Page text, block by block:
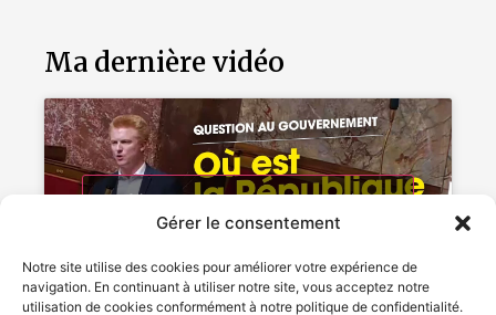
Gérer le consentement
Notre site utilise des cookies pour améliorer votre expérience de
navigation. En continuant à utiliser notre site, vous acceptez notre
utilisation de cookies conformément à notre politique de confidentialité.
Ma dernière vidéo
Cliquez pour accepter les cookies
marketing et activer ce contenu